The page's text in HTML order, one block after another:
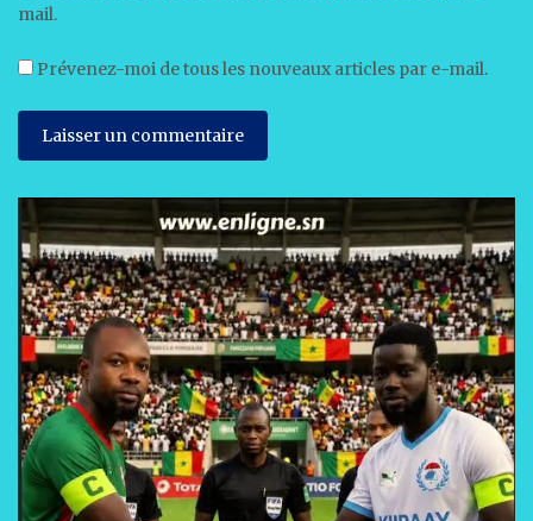
mail.
Prévenez-moi de tous les nouveaux articles par e-mail.